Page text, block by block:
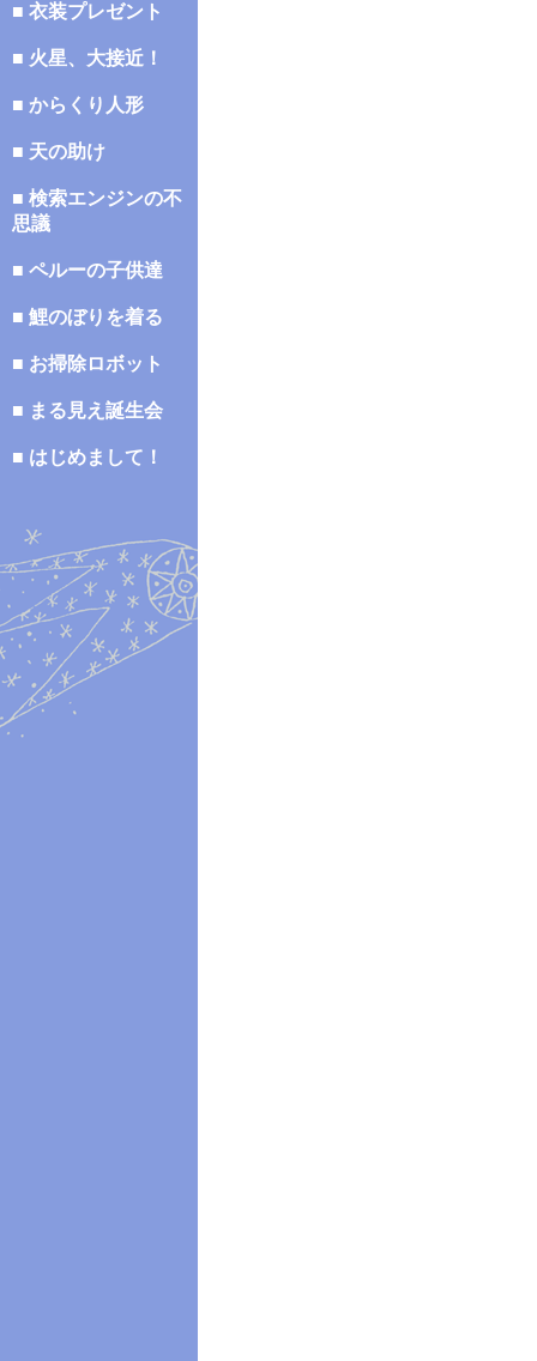
■ 衣装プレゼント
■ 火星、大接近！
■ からくり人形
■ 天の助け
■ 検索エンジンの不
思議
■ ペルーの子供達
■ 鯉のぼりを着る
■ お掃除ロボット
■ まる見え誕生会
■ はじめまして！